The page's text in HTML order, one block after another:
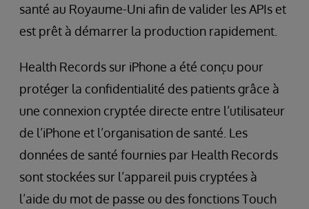
santé au Royaume-Uni afin de valider les APIs et
est prêt à démarrer la production rapidement.
Health Records sur iPhone a été conçu pour
protéger la confidentialité des patients grâce à
une connexion cryptée directe entre l’utilisateur
de l’iPhone et l’organisation de santé. Les
données de santé fournies par Health Records
sont stockées sur l’appareil puis cryptées à
l’aide du mot de passe ou des fonctions Touch